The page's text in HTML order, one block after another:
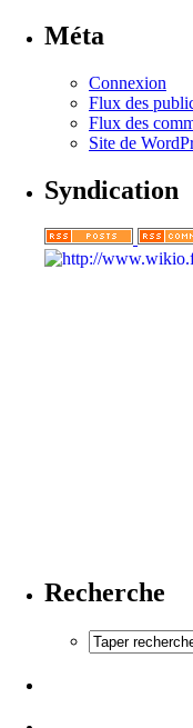
Méta
Connexion
Flux des
Flux des
Site de
Syndication
Recherche